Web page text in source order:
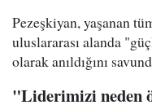
Pezeşkiyan, yaşanan
uluslararası alanda
olarak anıldığını
"Liderimizi neden